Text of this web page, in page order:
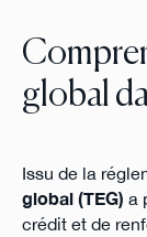
global
Issu de la
global (TEG) a
crédit et de